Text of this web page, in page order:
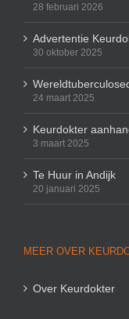
28 februari 2026
Advertentie
30 oktober 2025
24 maart 2025
Keurdokter
3 maart 2025
Te Huur in Andijk
20 januari 2025
MEER OVER
Over Keurdokter